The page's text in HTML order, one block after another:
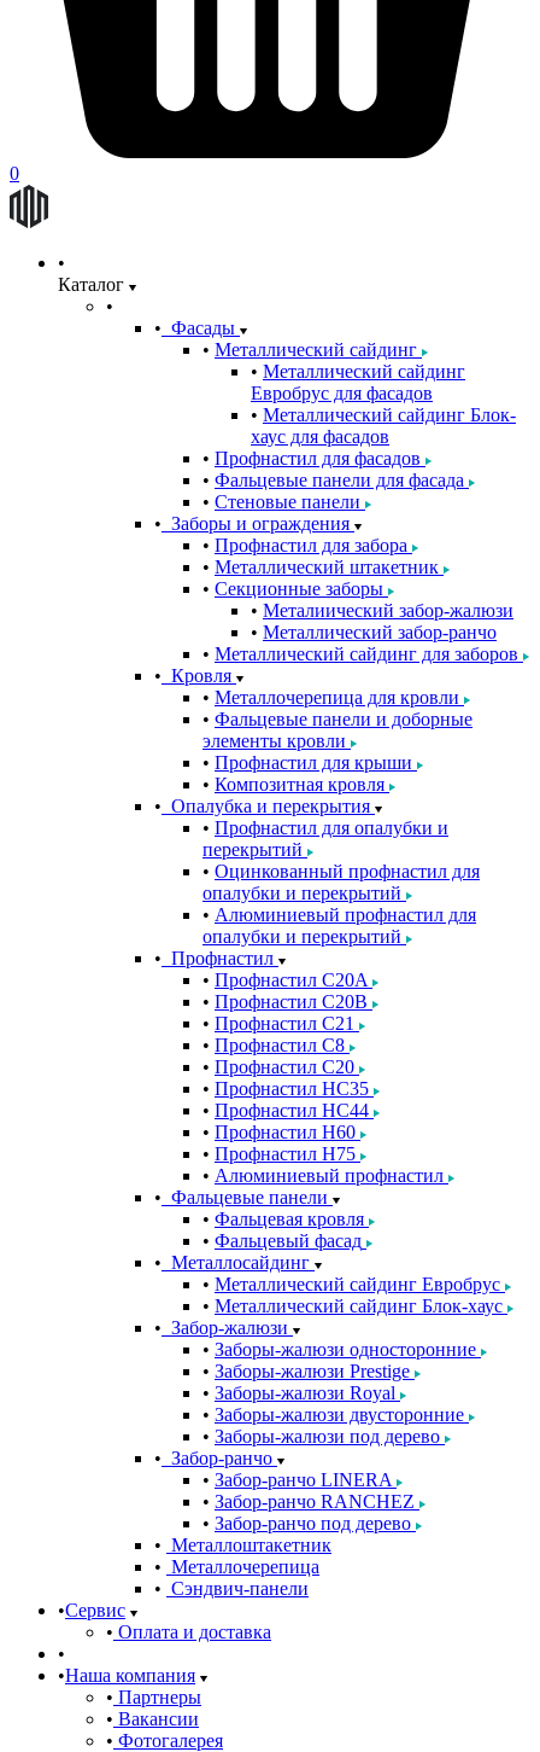
0
Каталог
Фасады
Металлический сайдинг
Металлический сайдинг
Евробрус для фасадов
Металлический сайдинг Блок-
хаус для фасадов
Профнастил для фасадов
Фальцевые панели для фасада
Стеновые панели
Заборы и ограждения
Профнастил для забора
Металлический штакетник
Секционные заборы
Металиический забор-жалюзи
Металлический забор-ранчо
Металлический сайдинг для заборов
Кровля
Металлочерепица для кровли
Фальцевые панели и доборные
элементы кровли
Профнастил для крыши
Композитная кровля
Опалубка и перекрытия
Профнастил для опалубки и
перекрытий
Оцинкованный профнастил для
опалубки и перекрытий
Алюминиевый профнастил для
опалубки и перекрытий
Профнастил
Профнастил С20A
Профнастил С20B
Профнастил С21
Профнастил С8
Профнастил С20
Профнастил НС35
Профнастил НС44
Профнастил Н60
Профнастил Н75
Алюминиевый профнастил
Фальцевые панели
Фальцевая кровля
Фальцевый фасад
Металлосайдинг
Металлический сайдинг Евробрус
Металлический сайдинг Блок-хаус
Забор-жалюзи
Заборы-жалюзи односторонние
Заборы-жалюзи Prestige
Заборы-жалюзи Royal
Заборы-жалюзи двусторонние
Заборы-жалюзи под дерево
Забор-ранчо
Забор-ранчо LINERA
Забор-ранчо RANCHEZ
Забор-ранчо под дерево
Металлоштакетник
Металлочерепица
Сэндвич-панели
Сервис
Оплата и доставка
Наша компания
Партнеры
Вакансии
Фотогалерея